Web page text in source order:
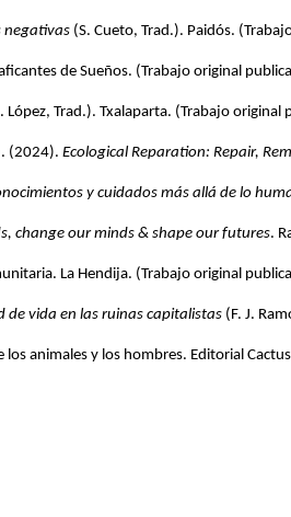
negativas (S. Cueto, Trad.). Paidós.
de Sueños. (Trabajo original
López, Trad.). Txalaparta. (Trabajo original
(2024). Ecological Reparation: Repair,
y cuidados más allá de lo
change our minds & shape our futures.
La Hendija. (Trabajo original
de vida en las ruinas capitalistas (F. J.
animales y los hombres. Editorial